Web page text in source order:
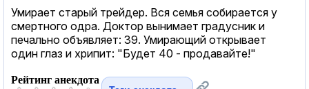
Умирает старый трейдер. Вся семья собирается у
смертного одра. Доктор вынимает градусник и
печально объявляет: 39. Умирающий открывает
один глаз и хрипит: "Будет 40 - продавайте!"
Рейтинг анекдота